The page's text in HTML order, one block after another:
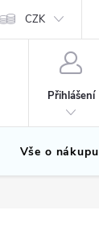
CZK
Přihlášení
Vše o nákupu